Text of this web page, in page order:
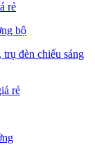
rẻ
bộ
rẻ